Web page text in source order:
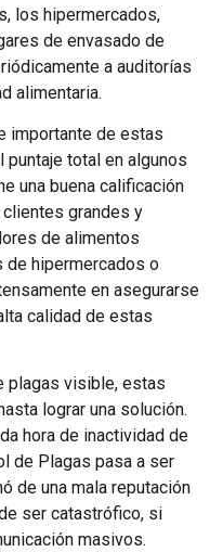
los hipermercados,
de envasado de
a auditorías
alimentaria.
importante de estas
puntaje total en algunos
una buena calificación
grandes y
de alimentos
de hipermercados o
en asegurarse
calidad de estas
plagas visible, estas
lograr una solución.
hora de inactividad de
de Plagas pasa a ser
de una mala reputación
ser catastrófico, si
masivos.